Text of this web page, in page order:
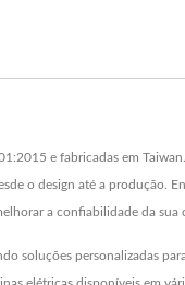
e fabricadas em
o design até a produção.
a confiabilidade da sua
soluções personalizadas